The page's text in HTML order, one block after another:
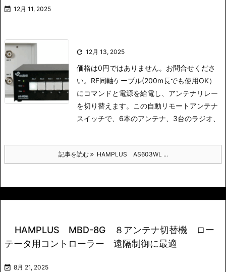
 12月 11, 2025
 12月 13, 2025
価格は0円ではありません。お問合せくださ
い。 RF同軸ケーブル(200m長でも使用OK）
にコマンドと電源を給電し、アンテナリレー
を切り替えます。
この自動リモートアンテナ
スイッチで、6本のアンテナ、3台のラジオ、
記事を読む HAMPLUS AS603WL ...
HAMPLUS MBD-8G ８アンテナ切替機 ロー
テータ用コントローラー 遠隔制御に最適
 8月 21, 2025